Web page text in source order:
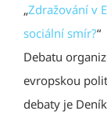
„Zdražování v
sociální smír?“
Debatu
evropskou
debaty je